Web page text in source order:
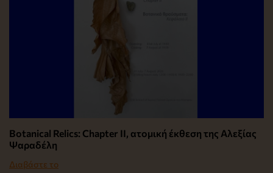
Botanical Relics: Chapter II, ατομική έκθεση της Αλεξίας
Ψαραδέλη
Διαβάστε το